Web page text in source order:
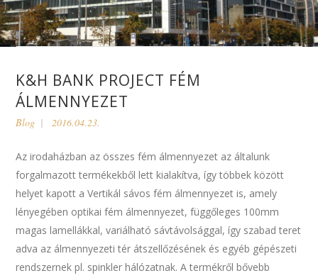
K&H BANK PROJECT FÉM
ÁLMENNYEZET
Blog 2016.04.23.
Az irodaházban az összes fém álmennyezet az általunk
forgalmazott termékekből lett kialakítva, így többek között
helyet kapott a Vertikál sávos fém álmennyezet is, amely
lényegében optikai fém álmennyezet, függőleges 100mm
magas lamellákkal, variálható sávtávolsággal, így szabad teret
adva az álmennyezeti tér átszellőzésének és egyéb gépészeti
rendszernek pl. spinkler hálózatnak. A termékről bővebb